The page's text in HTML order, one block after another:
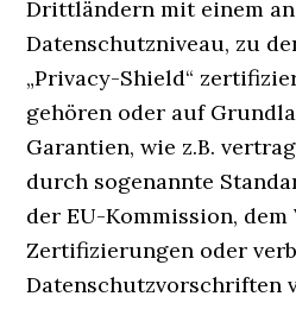
Drittländern mit einem
Datenschutzniveau, zu
„Privacy-Shield“
gehören oder auf
Garantien, wie z.B.
durch sogenannte
der EU-Kommission,
Zertifizierungen oder
Datenschutzvorschriften